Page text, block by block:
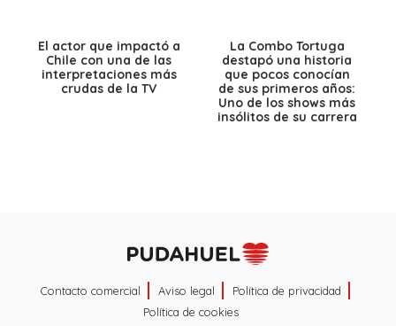
El actor que impactó a
Chile con una de las
interpretaciones más
crudas de la TV
La Combo Tortuga
destapó una historia
que pocos conocían
de sus primeros años:
Uno de los shows más
insólitos de su carrera
Contacto comercial Aviso legal
Política de privacidad
Política de cookies